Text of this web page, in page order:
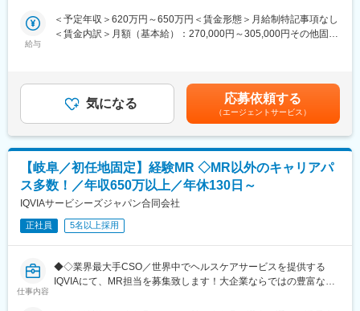
る「CSO」という業界で世界最大手の企業です。今回はIQVIAの
正社員として、クライアントである医療機器メーカーの名刺を持
■具体的な業務内容：
IQVIAにご入社後、新人研修を経たのちに、平均して2～3年単位
で実施される医療機器営業のプロジェクトに配属させていただき
ます。
医療機器の営業担当者として、クライアントである医療機器メー
カーの名刺を携えて基幹病院などの医師や看護師など医療従事者
の方々との面談を通して、製品に関わる情報提供や扱い方のレク
チャーなどの営業活動を行っていただきます。
※今回のプロジェクトについての詳細は面接の場でご説明させてい
ただきます。
平均2年前後の医療機器営業プロジェクトが終了したのちは、また
別の医療機器プロジェクトに挑戦することも可能ですし、医薬品
給与
＜予定年収＞620万円～650万円＜賃金形態＞月給制特記事項なし
＜賃金内訳＞月額（基本給）：270,000円～305,000円その他固定
手当支給する。【補足】プロジェクト稼働手当(35,000円)、外勤
日当（1日1,500円／外勤3.5時間以上）■変動賞与制（6月・12
月・3月）※平均実績6ヶ月分■インセンティブ：3月（対象者）賃
金はあくまでも目安の金額であり、選考を通じて上下する可能性
があります。月給(月額)は固定手当を含めた表記です。
気になる 応募依頼する
（エージェントサービス）
【岐阜／初任地固定】経験MR ◇MR以外のキャリアパ
ス多数！／年収650万以上／年休130日～
IQVIAサービシーズジャパン合同会社
正社員 5名以上採用
仕事内容
◆◇業界最大手CSO／世界中でヘルスケアサービスを提供する
IQVIAにて、MR担当を募集致します！大企業ならではの豊富なキ